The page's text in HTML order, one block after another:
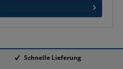
Schnelle Lieferung